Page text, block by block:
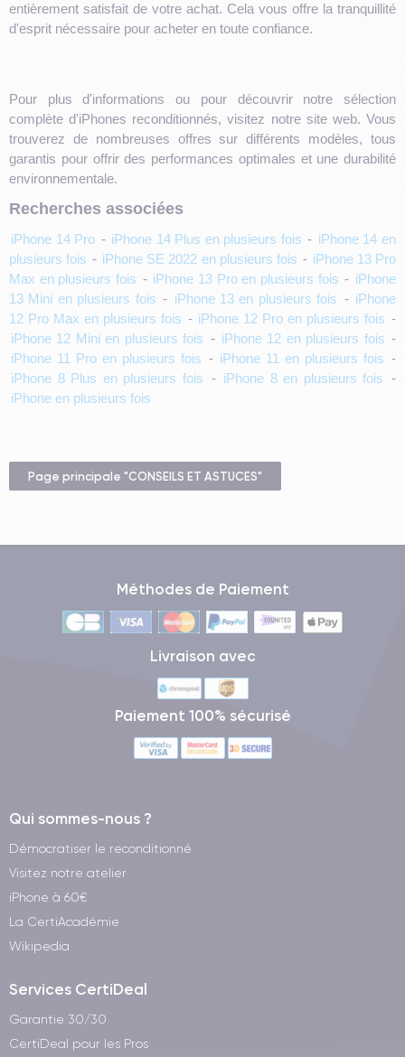
entièrement satisfait de votre achat. Cela vous offre la tranquillité
d'esprit nécessaire pour acheter en toute confiance.
Pour plus d'informations ou pour découvrir notre sélection
complète d'iPhones reconditionnés, visitez notre site web. Vous
trouverez de nombreuses offres sur différents modèles, tous
garantis pour offrir des performances optimales et une durabilité
environnementale.
Recherches associées
iPhone 14 Pro - iPhone 14 Plus en plusieurs fois - iPhone 14 en
plusieurs fois - iPhone SE 2022 en plusieurs fois - iPhone 13 Pro
Max en plusieurs fois - iPhone 13 Pro en plusieurs fois - iPhone
13 Mini en plusieurs fois - iPhone 13 en plusieurs fois - iPhone
12 Pro Max en plusieurs fois - iPhone 12 Pro en plusieurs fois -
iPhone 12 Mini en plusieurs fois - iPhone 12 en plusieurs fois -
iPhone 11 Pro en plusieurs fois - iPhone 11 en plusieurs fois -
iPhone 8 Plus en plusieurs fois - iPhone 8 en plusieurs fois -
iPhone en plusieurs fois
Page principale "CONSEILS ET ASTUCES"
Méthodes de Paiement
Livraison avec
Paiement 100% sécurisé
Qui sommes-nous ?
Démocratiser le reconditionné
Visitez notre atelier
iPhone à 60€
La CertiAcadémie
Wikipedia
Services CertiDeal
Garantie 30/30
CertiDeal pour les Pros